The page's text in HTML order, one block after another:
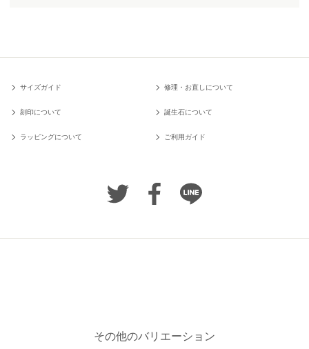
サイズガイド 修理・お直しについて
刻印について 誕生石について
ラッピングについて ご利用ガイド
その他のバリエーション